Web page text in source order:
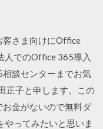
さま向けにOffice
人でのOffice 365導入
談センターまでお気
正子と申します。この
金がないので無料ダ
やってみたいと思いま